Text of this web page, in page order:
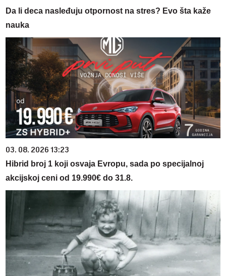
Da li deca nasleđuju otpornost na stres? Evo šta kaže
nauka
03. 08. 2026 13:23
Hibrid broj 1 koji osvaja Evropu, sada po specijalnoj
akcijskoj ceni od 19.990€ do 31.8.